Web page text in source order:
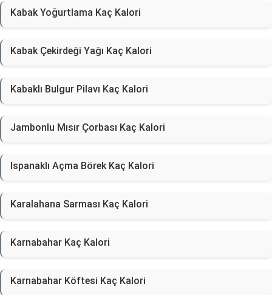
Kabak Yoğurtlama Kaç Kalori
Kabak Çekirdeği Yağı Kaç Kalori
Kabaklı Bulgur Pilavı Kaç Kalori
Jambonlu Mısır Çorbası Kaç Kalori
Ispanaklı Açma Börek Kaç Kalori
Karalahana Sarması Kaç Kalori
Karnabahar Kaç Kalori
Karnabahar Köftesi Kaç Kalori